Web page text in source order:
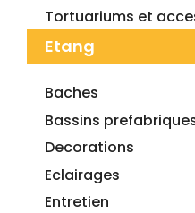
Tortuariums et
Etang
Baches
Bassins
Decorations
Eclairages
Entretien